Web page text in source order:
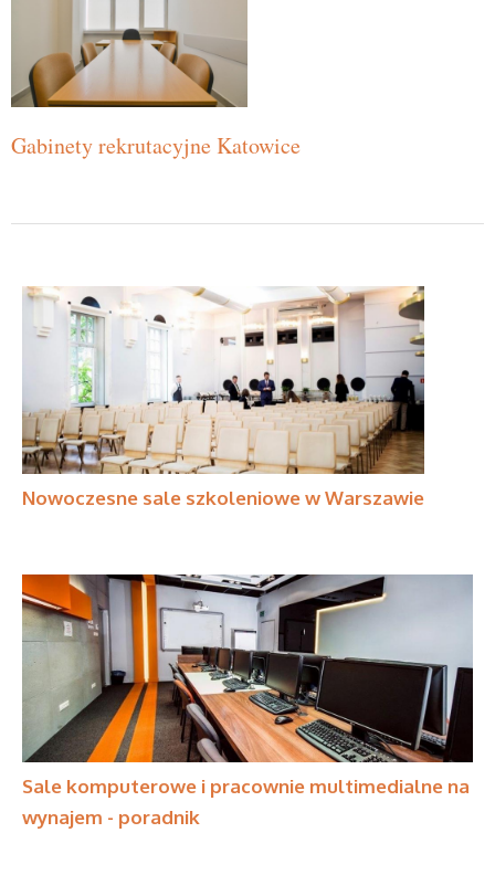
Gabinety rekrutacyjne Katowice
Nowoczesne sale szkoleniowe w Warszawie
Sale komputerowe i pracownie multimedialne na
wynajem - poradnik